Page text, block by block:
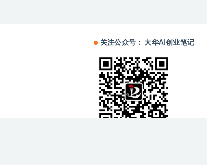
关注公众号： 大华AI创业笔记